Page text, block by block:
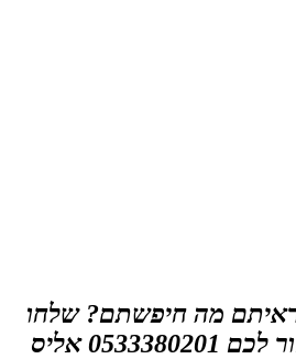
מה חיפשתם? שלחו
אליס